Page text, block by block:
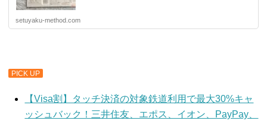
setuyaku-method.com
PICK UP
【Visa割】タッチ決済の対象鉄道利用で最大30%キャ
ッシュバック！三井住友、エポス、イオン、PayPay、